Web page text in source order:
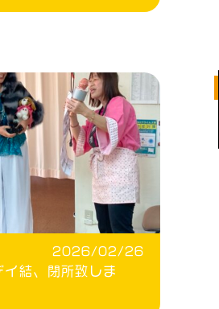
2026/02/26
イ結、閉所致しま